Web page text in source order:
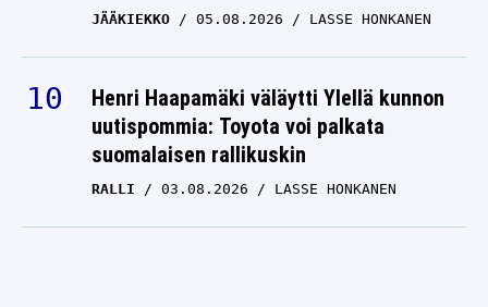
JÄÄKIEKKO 05.08.2026 LASSE HONKANEN
Henri Haapamäki väläytti Ylellä kunnon
uutispommia: Toyota voi palkata
suomalaisen rallikuskin
RALLI 03.08.2026 LASSE HONKANEN